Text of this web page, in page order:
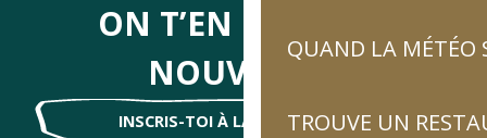
QUAND LA MÉTÉO
TROUVE UN
ON T’EN DIRA DES
NOUVELLES
INSCRIS-TOI À LA NEWSLETTER !